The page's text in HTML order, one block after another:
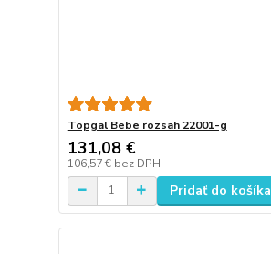
Topgal Bebe rozsah 22001-g
131,08 €
106,57 € bez DPH
Pridať do košíka